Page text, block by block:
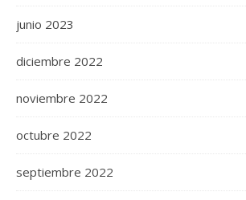
junio 2023
diciembre 2022
noviembre 2022
octubre 2022
septiembre 2022